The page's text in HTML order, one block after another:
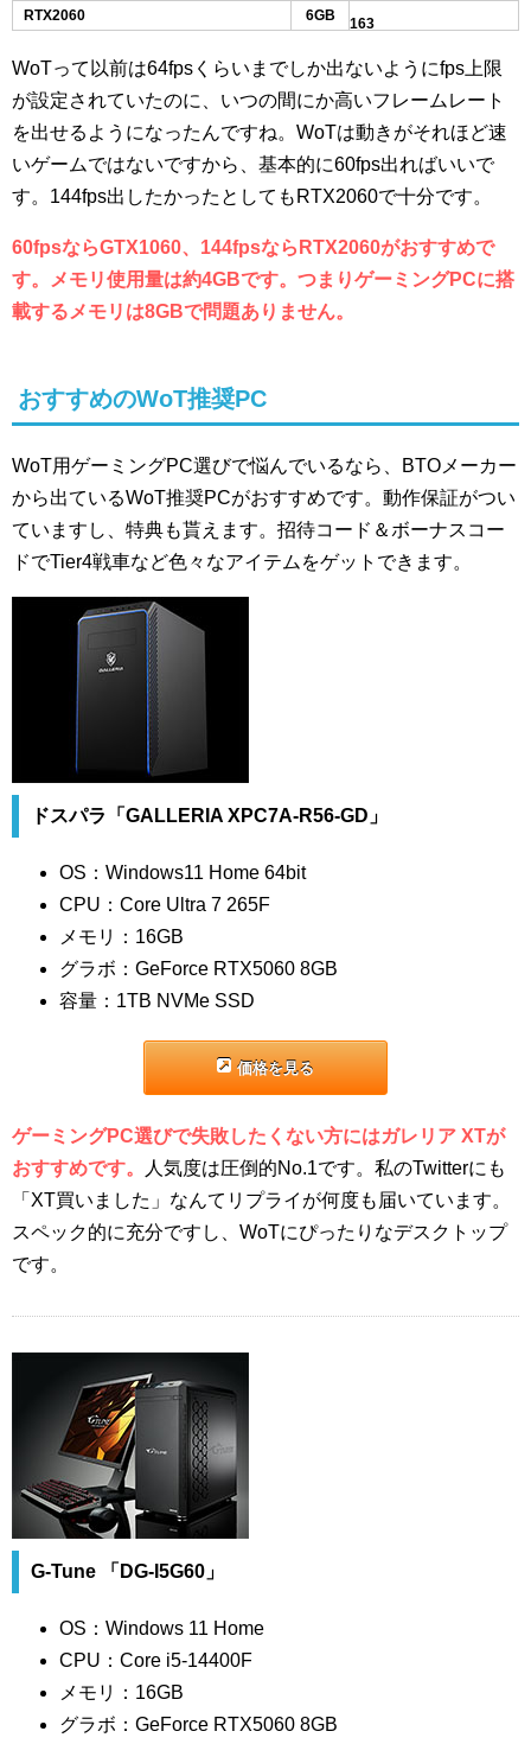
RTX2060
6GB 163
WoTって以前は64fpsくらいまでしか出ないようにfps上限
が設定されていたのに、いつの間にか高いフレームレート
を出せるようになったんですね。WoTは動きがそれほど速
いゲームではないですから、基本的に60fps出ればいいで
す。144fps出したかったとしてもRTX2060で十分です。
60fpsならGTX1060、144fpsならRTX2060がおすすめで
す。メモリ使用量は約4GBです。つまりゲーミングPCに搭
載するメモリは8GBで問題ありません。
おすすめのWoT推奨PC
WoT用ゲーミングPC選びで悩んでいるなら、BTOメーカー
から出ているWoT推奨PCがおすすめです。動作保証がつい
ていますし、特典も貰えます。招待コード＆ボーナスコー
ドでTier4戦車など色々なアイテムをゲットできます。
ドスパラ「GALLERIA XPC7A-R56-GD」
OS：Windows11 Home 64bit
CPU：Core Ultra 7 265F
メモリ：16GB
グラボ：GeForce RTX5060 8GB
容量：1TB NVMe SSD
価格を見る
ゲーミングPC選びで失敗したくない方にはガレリア XTが
おすすめです。
人気度は圧倒的No.1です。私のTwitterにも
「XT買いました」なんてリプライが何度も届いています。
スペック的に充分ですし、WoTにぴったりなデスクトップ
です。
G-Tune 「DG-I5G60」
OS：Windows 11 Home
CPU：Core i5-14400F
メモリ：16GB
グラボ：GeForce RTX5060 8GB